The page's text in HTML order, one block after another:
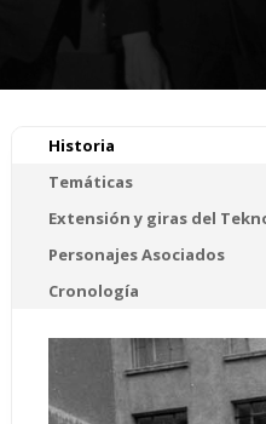
Historia
Temáticas
Extensión y giras del
Personajes Asociados
Cronología